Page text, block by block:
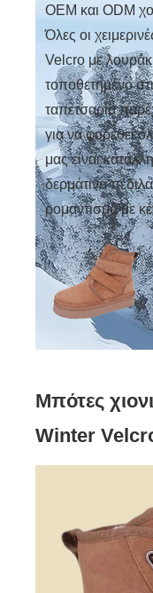
OEM και ODM
Όλες οι
Velcro με
τοποθετημένο
ταπετσαρία
για να φορεθεί
μας είναι
δερμάτινα
ρομαντισμό με
Μπότες
Winter